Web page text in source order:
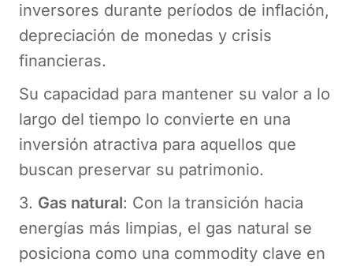
inversores durante períodos de inflación,
depreciación de monedas y crisis
financieras.
Su capacidad para mantener su valor a lo
largo del tiempo lo convierte en una
inversión atractiva para aquellos que
buscan preservar su patrimonio.
3. Gas natural: Con la transición hacia
energías más limpias, el gas natural se
posiciona como una commodity clave en